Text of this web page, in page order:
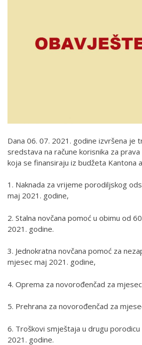
Dana 06. 07. 2021. godine izvršena je
sredstava na račune korisnika za
koja se finansiraju iz budžeta Kantona
1. Naknada za vrijeme porodiljskog
maj 2021. godine,
2. Stalna novčana pomoć u obimu od
2021. godine.
3. Jednokratna novčana pomoć za
mjesec maj 2021. godine,
4. Oprema za novorođenčad za
5. Prehrana za novorođenčad za
6. Troškovi smještaja u drugu
2021. godine.